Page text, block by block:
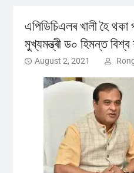
এপিডিচিএলৰ খালী হৈ থকা
মুখ্যমন্ত্ৰী ড০ হিমন্ত বিশ্ব
August 2, 2021